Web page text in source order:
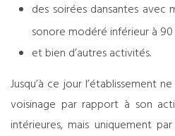
des soirées dansantes avec
sonore modéré inférieur à 90
et bien d’autres activités.
Jusqu’à ce jour l’établissement
voisinage par rapport à son
intérieures, mais uniquement